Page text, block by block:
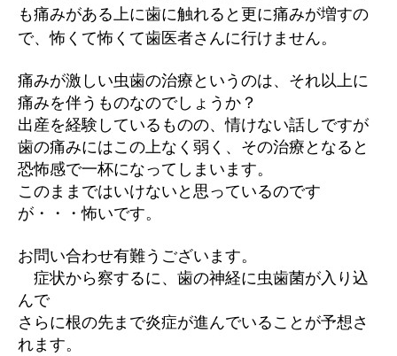
へ
の
も痛みがある上に歯に触れると更に痛みが増すの
で、怖くて怖くて歯医者さんに行けません。
痛みが激しい虫歯の治療というのは、それ以上に
痛みを伴うものなのでしょうか？
出産を経験しているものの、情けない話しですが
歯の痛みにはこの上なく弱く、その治療となると
恐怖感で一杯になってしまいます。
このままではいけないと思っているのです
が・・・怖いです。
お問い合わせ有難うございます。
症状から察するに、歯の神経に虫歯菌が入り込
んで
さらに根の先まで炎症が進んでいることが予想さ
れます。